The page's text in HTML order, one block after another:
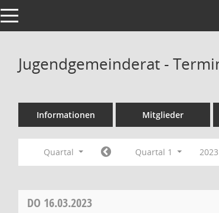
Toggle navigation
Jugendgemeinderat -
Informationen Mitglieder
Quartal Quartal 1 2023
DO 16.03.2023